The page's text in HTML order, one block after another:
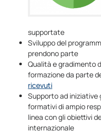
supportate
Sviluppo del
prendono parte
Qualità e gradimento
formazione da parte
ricevuti
Supporto ad iniziative
formativi di ampio
linea con gli obiettivi
internazionale